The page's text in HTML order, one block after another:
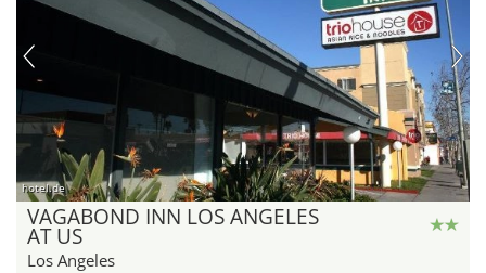
hotel.de
VAGABOND INN LOS ANGELES
AT US
Los Angeles